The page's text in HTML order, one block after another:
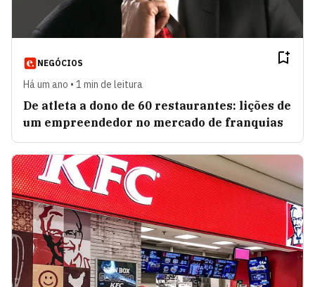
NEGÓCIOS
Há um ano • 1 min de leitura
De atleta a dono de 60 restaurantes: lições de
um empreendedor no mercado de franquias